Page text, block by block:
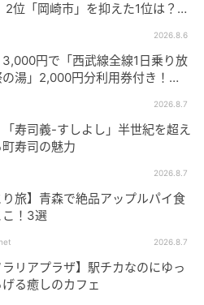
！SHIBUYA109渋谷店「ディズニー ステ
（金）～
2位「岡崎市」を抑えた1位は？
2026.8.6
3,000円で「西武線全線1日乗り放
湯」2,000円分利用券付き！
2026.8.7
「寿司義-すしよし」半世紀を超え
寿司の魅力
2026.8.7
り旅】青森で絶品アップルパイ食
こ！3選
2026.8.7
ラリアプラザ】駅チカなのにゆっ
る癒しのカフェ